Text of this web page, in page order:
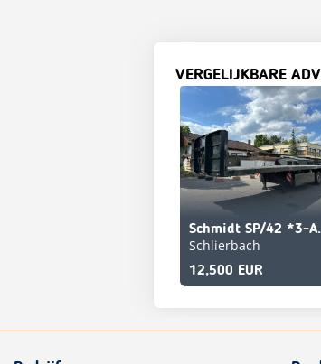
VERGELIJKBARE
Schmidt
Schlierbach
12,500 EUR